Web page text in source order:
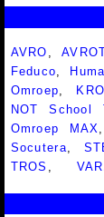
AVRO ,
Feduco
Omroep
KRO
NOT School
Omroep MAX
Socutera
TROS